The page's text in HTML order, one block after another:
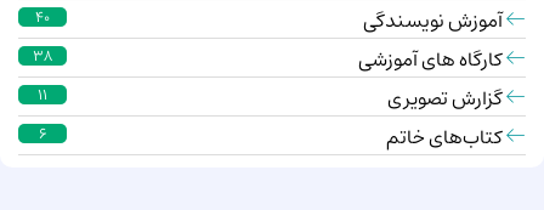
آموزش نویسندگی 40
کارگاه های آموزشی 38
گزارش تصویری 11
کتاب‌های خاتم 6